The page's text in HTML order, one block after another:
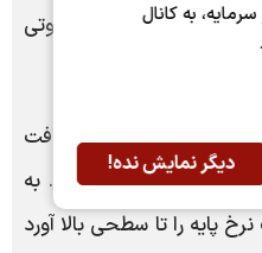
به کانال
دیگر نمایش نده!
بازار تصویر متفاوتی
از آنکه ناشی از افت
پایه به بازار بود. به
پایه را تا سطحی بالا آورد